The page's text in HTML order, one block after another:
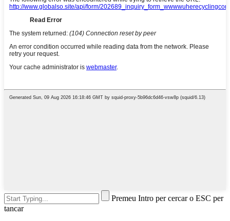
Premeu Intro per cercar o ESC per
tancar